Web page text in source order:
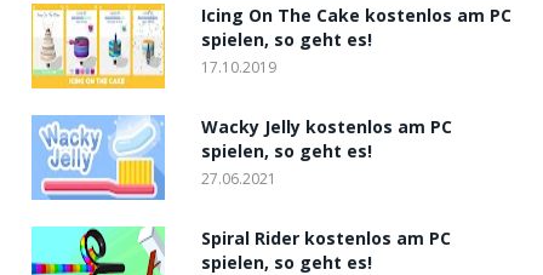
Icing On The Cake kostenlos am PC
spielen, so geht es!
17.10.2019
Wacky Jelly kostenlos am PC
spielen, so geht es!
27.06.2021
Spiral Rider kostenlos am PC
spielen, so geht es!